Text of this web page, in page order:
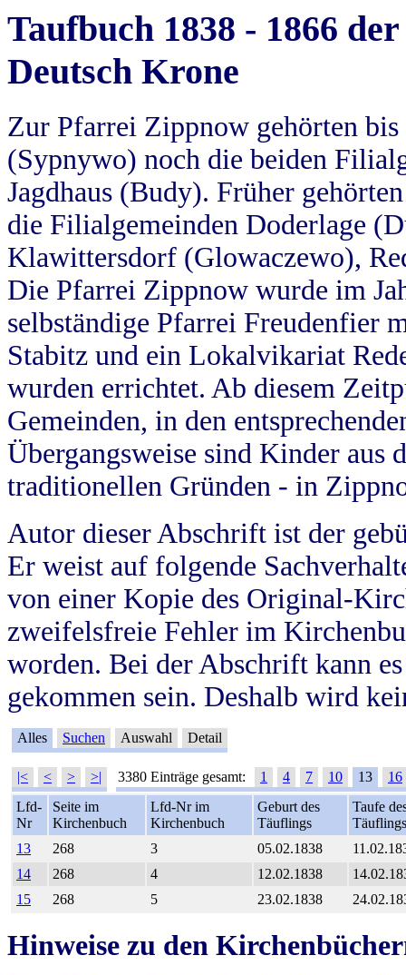
Taufbuch 1838 - 1866
Deutsch Krone
Zur Pfarrei Zippnow gehörten
(Sypnywo) noch die beiden
Jagdhaus (Budy). Früher
die Filialgemeinden Doderlage
Klawittersdorf (Glowaczewo),
Die Pfarrei Zippnow wurde im
selbständige Pfarrei Freudenfier
Stabitz und ein Lokalvikariat
wurden errichtet. Ab diesem
Gemeinden, in den
Übergangsweise sind Kinder aus
traditionellen Gründen - in
Autor dieser Abschrift ist der
Er weist auf folgende
von einer Kopie des Original-
zweifelsfreie Fehler im
worden. Bei der Abschrift kann
gekommen sein. Deshalb wird
Alles Suchen Auswahl Detail
|< < > >| 3380 Einträge gesamt: 1 4 7 10 13
16
Lfd-
Nr
Seite im
Kirchenbuch
Lfd-Nr im
Kirchenbuch
Geburt des
Täuflings
Taufe
Täuflings
13
268 3 05.02.1838
14
268 4 12.02.1838
15
268 5 23.02.1838
Hinweise zu den